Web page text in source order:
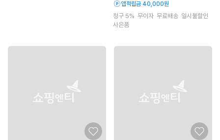
앱적립금 40,000원
청구 5% 무이자 무료배송 일시불할인
사은품